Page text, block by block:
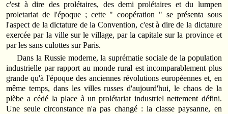
c'est à dire des prolétaires, des demi prolétaires et du lumpen
proletariat de l'époque ; cette " coopération " se présenta sous
l'aspect de la dictature de la Convention, c'est à dire de la dictature
exercée par la ville sur le village, par la capitale sur la province et
par les sans culottes sur Paris.
Dans la Russie moderne, la suprématie sociale de la population
industrielle par rapport au monde rural est incomparablement plus
grande qu'à l'époque des anciennes révolutions européennes et, en
même temps, dans les villes russes d'aujourd'hui, le chaos de la
plèbe a cédé la place à un prolétariat industriel nettement défini.
Une seule circonstance n'a pas changé : la classe paysanne, en